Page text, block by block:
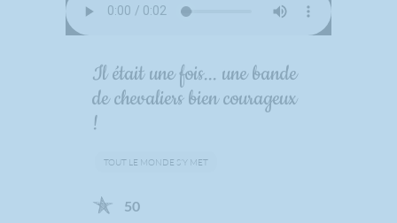
Il était une fois... une bande
de chevaliers bien courageux
!
TOUT LE MONDE S’Y MET
50